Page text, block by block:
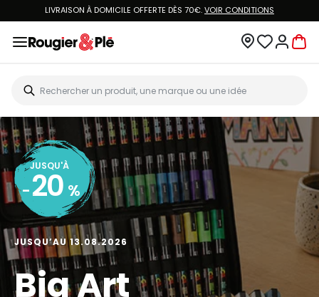
LIVRAISON À DOMICILE OFFERTE DÈS 70€.VOIR CONDITIONS
JUSQU'À
- 20 %
JUSQU’AU 13.08.2026
Big Art